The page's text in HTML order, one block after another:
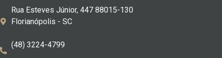
Rua Esteves Júnior, 447 88015-130
Florianópolis - SC
(48) 3224-4799